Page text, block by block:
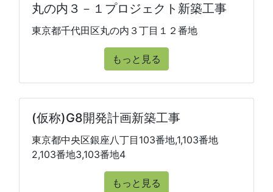
丸の内３－１プロジェクト新築工事
東京都千代田区丸の内３丁目１２番地
もっと見る
(仮称)G8開発計画新築工事
東京都中央区銀座八丁目103番地,1,103番地
2,103番地3,103番地4
もっと見る